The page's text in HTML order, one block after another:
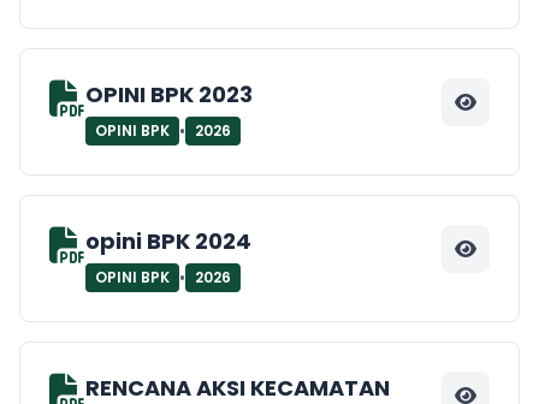
OPINI BPK 2023
OPINI BPK • 2026
opini BPK 2024
OPINI BPK • 2026
RENCANA AKSI KECAMATAN